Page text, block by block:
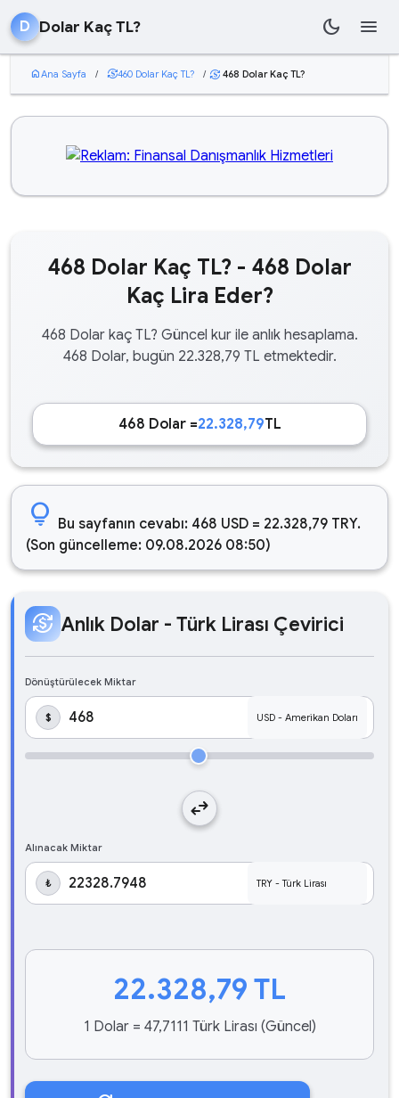
D Dolar Kaç TL? dark_mode menu
homeAna Sayfa / currency_exchange460 Dolar Kaç TL? / currency_exchange 468 Dolar Kaç TL?
468 Dolar Kaç TL? - 468 Dolar
Kaç Lira Eder?
468 Dolar kaç TL? Güncel kur ile anlık hesaplama.
468 Dolar, bugün 22.328,79 TL etmektedir.
468 Dolar =22.328,79TL
lightbulb Bu sayfanın cevabı: 468 USD = 22.328,79 TRY.
(Son güncelleme: 09.08.2026 08:50)
currency_exchange Anlık Dolar - Türk Lirası Çevirici
Dönüştürülecek Miktar
$
swap_horiz
Alınacak Miktar
₺
22.328,79 TL
1 Dolar = 47,7111 Türk Lirası (Güncel)